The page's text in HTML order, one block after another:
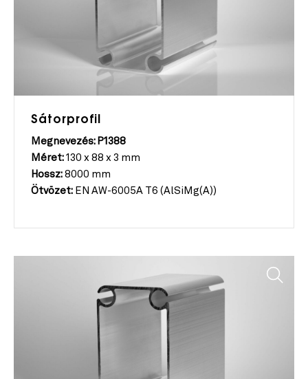
Sátorprofil
Megnevezés: P1388
Méret: 130 x 88 x 3 mm
Hossz: 8000 mm
Ötvözet: EN AW-6005A T6 (AlSiMg(A))